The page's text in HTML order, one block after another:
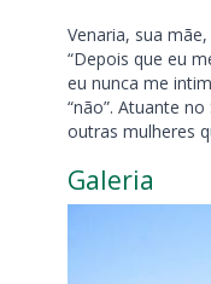
Venaria, sua
“Depois que eu
eu nunca me
“não”. Atuante
outras mulheres
Galeria